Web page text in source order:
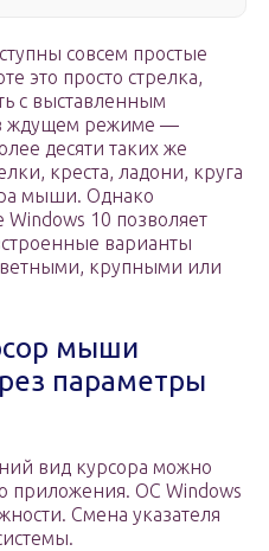
совсем простые
это просто стрелка,
с выставленным
ждущем режиме —
десяти таких же
креста, ладони, круга
мыши. Однако
10 позволяет
варианты
крупными или
мыши
параметры
вид курсора можно
приложения. ОС Windows
Смена указателя